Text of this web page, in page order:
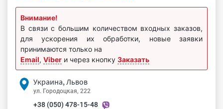
Внимание!
В связи с большим количеством входных заказов,
для ускорения их обработки, новые заявки
принимаются только на
Email, Viber и через кнопку Заказать
Украина, Львов
ул. Городоцкая, 222
+38 (050) 478-15-48